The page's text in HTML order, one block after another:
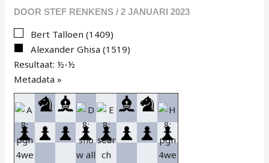
DOORSTEF RENKENS/2 JANUARI 2023
Bert Talloen (1409)
Alexander Ghisa (1519)
Resultaat: ½-½
Metadata »